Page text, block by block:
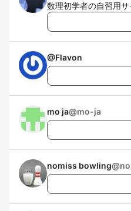
数理初学者の自習用サ
@Flavon
mo ja@mo-ja
nomiss bowling@